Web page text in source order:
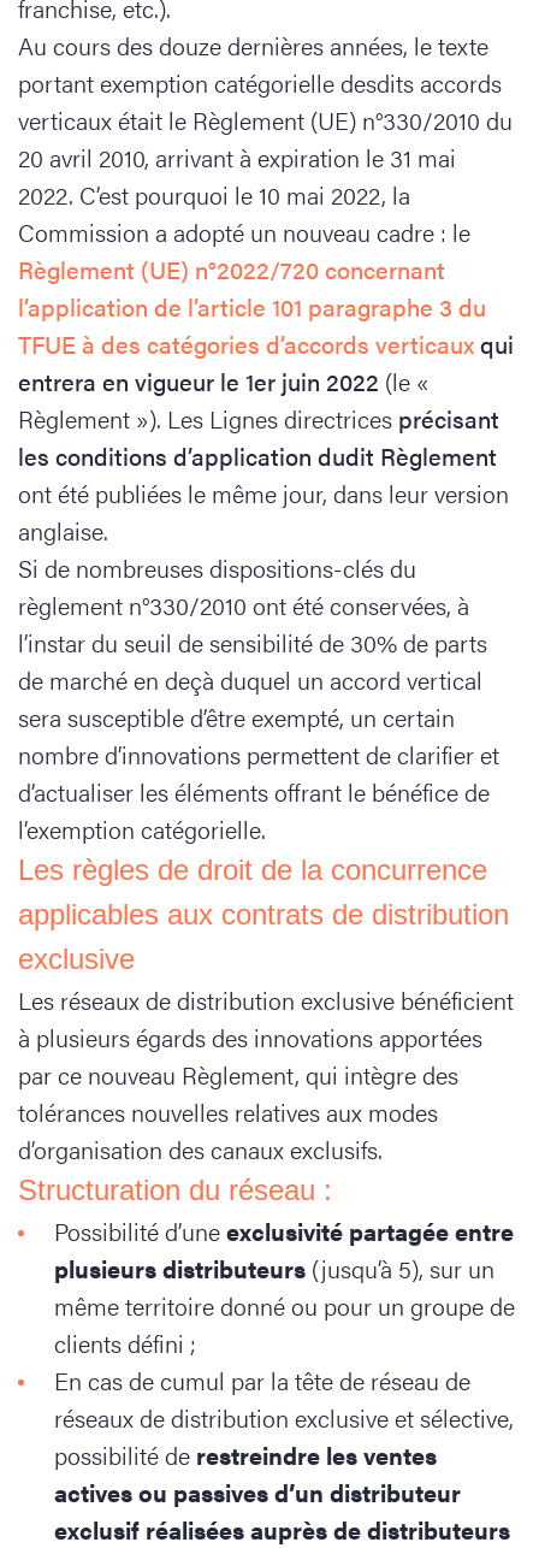
franchise, etc.).
Au cours des douze dernières années, le texte
portant exemption catégorielle desdits accords
verticaux était le Règlement (UE) n°330/2010 du
20 avril 2010, arrivant à expiration le 31 mai
2022. C’est pourquoi le 10 mai 2022, la
Commission a adopté un nouveau cadre : le
Règlement (UE) n°2022/720 concernant
l’application de l’article 101 paragraphe 3 du
TFUE à des catégories d’accords verticauxqui
entrera en vigueur le 1er juin 2022 (le «
Règlement »). Les Lignes directrices précisant
les conditions d’application dudit Règlement
ont été publiées le même jour, dans leur version
anglaise.
Si de nombreuses dispositions-clés du
règlement n°330/2010 ont été conservées, à
l’instar du seuil de sensibilité de 30% de parts
de marché en deçà duquel un accord vertical
sera susceptible d’être exempté, un certain
nombre d’innovations permettent de clarifier et
d’actualiser les éléments offrant le bénéfice de
l’exemption catégorielle.
Les règles de droit de la concurrence
applicables aux contrats de distribution
exclusive
Les réseaux de distribution exclusive bénéficient
à plusieurs égards des innovations apportées
par ce nouveau Règlement, qui intègre des
tolérances nouvelles relatives aux modes
d’organisation des canaux exclusifs.
Structuration du réseau :
Possibilité d’uneexclusivité partagée entre
plusieurs distributeurs (jusqu’à 5), sur un
même territoire donné ou pour un groupe de
clients défini ;
En cas de cumul par la tête de réseau de
réseaux de distribution exclusive et sélective,
possibilité de restreindre les ventes
actives ou passives d’un distributeur
exclusif réalisées auprès de distributeurs